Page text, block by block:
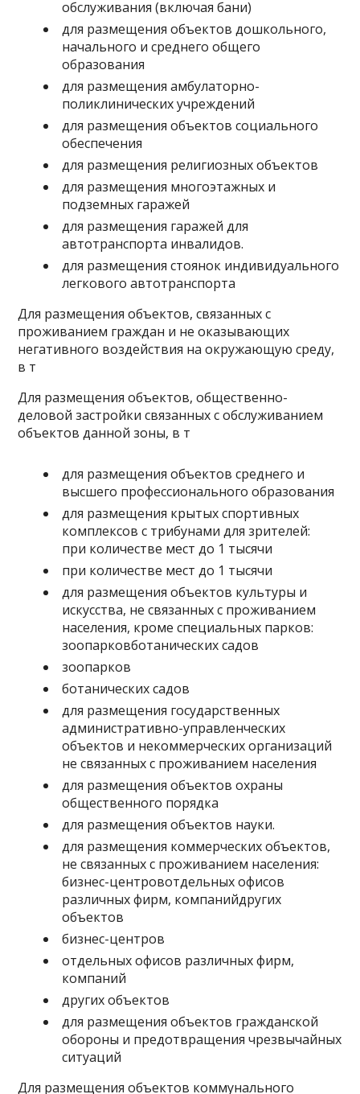
обслуживания (включая бани)
для размещения объектов дошкольного,
начального и среднего общего
образования
для размещения амбулаторно-
поликлинических учреждений
для размещения объектов социального
обеспечения
для размещения религиозных объектов
для размещения многоэтажных и
подземных гаражей
для размещения гаражей для
автотранспорта инвалидов.
для размещения стоянок индивидуального
легкового автотранспорта
Для размещения объектов, связанных с
проживанием граждан и не оказывающих
негативного воздействия на окружающую среду,
в т
Для размещения объектов, общественно-
деловой застройки связанных с обслуживанием
объектов данной зоны, в т
для размещения объектов среднего и
высшего профессионального образования
для размещения крытых спортивных
комплексов с трибунами для зрителей:
при количестве мест до 1 тысячи
при количестве мест до 1 тысячи
для размещения объектов культуры и
искусства, не связанных с проживанием
населения, кроме специальных парков:
зоопарковботанических садов
зоопарков
ботанических садов
для размещения государственных
административно-управленческих
объектов и некоммерческих организаций
не связанных с проживанием населения
для размещения объектов охраны
общественного порядка
для размещения объектов науки.
для размещения коммерческих объектов,
не связанных с проживанием населения:
бизнес-центровотдельных офисов
различных фирм, компанийдругих
объектов
бизнес-центров
отдельных офисов различных фирм,
компаний
других объектов
для размещения объектов гражданской
обороны и предотвращения чрезвычайных
ситуаций
Для размещения объектов коммунального